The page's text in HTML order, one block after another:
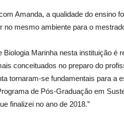
Amanda, a qualidade do ensino
no mesmo ambiente para o
Biologia Marinha nesta instituição é
conceituados no preparo do
tornaram-se fundamentais para a
de Pós-Graduação em
finalizei no ano de 2018.”